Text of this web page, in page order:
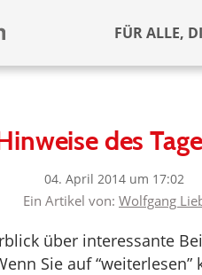
FÜR ALLE,
des
04. April 2014 um 17:02
Ein Artikel von: Wolfgang
über interessante
Sie auf “weiterlesen”